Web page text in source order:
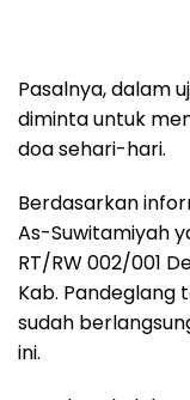
Pasalnya, dalam
diminta untuk
doa sehari-hari.
Berdasarkan
As-Suwitamiyah
RT/RW 002/001
Kab. Pandeglang
sudah
ini.